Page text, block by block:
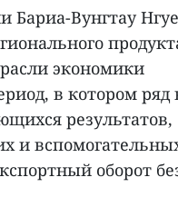
Бариа-Вунгтау
экономики
в котором ряд
результатов,
и
оборот